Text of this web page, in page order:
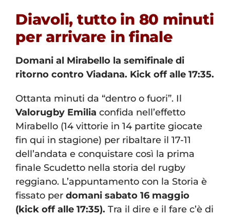
Diavoli, tutto in 80 minuti
per arrivare in finale
Domani al Mirabello la semifinale di
ritorno contro Viadana. Kick off alle 17:35.
Ottanta minuti da “dentro o fuori”. Il
Valorugby Emilia confida nell’effetto
Mirabello (14 vittorie in 14 partite giocate
fin qui in stagione) per ribaltare il 17-11
dell’andata e conquistare così la prima
finale Scudetto nella storia del rugby
reggiano. L’appuntamento con la Storia è
fissato per domani sabato 16 maggio
(kick off alle 17:35). Tra il dire e il fare c’è di